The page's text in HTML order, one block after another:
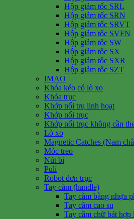
Hộp giảm tốc SRL
Hộp giảm tốc SRN
Hộp giảm tốc SRVT
Hộp giảm tốc SVFN
Hộp giảm tốc SW
Hộp giảm tốc SX
Hộp giảm tốc SXR
Hộp giảm tốc SZT
IMAO
Khóa kéo có lò xo
Khóa trục
Khớp nối trụ linh hoạt
Khớp nối trục
Khớp nối trục không cần
Lò xo
Magnetic Catches (Nam
Móc treo
Nút bi
Puli
Robot đơn trục
Tay cầm (handle)
Tay cầm bằng nhựa
Tay cầm cao su
Tay cầm chữ bát hợp